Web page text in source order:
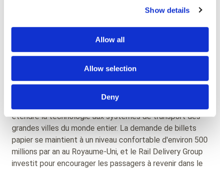
Show details
Allow all
Allow selection
Deny
d'un avenir à faible émission de carbone et
Avec le secteur ferroviaire britannique comme pionnier
du nouveau processus, le projet donne le coup d'envoi
d'une nouvelle norme de production de billets de train
étendre la technologie aux systèmes de transport des
grandes villes du monde entier. La demande de billets
papier se maintient à un niveau confortable d'environ 500
millions par an au Royaume-Uni, et le Rail Delivery Group
investit pour encourager les passagers à revenir dans le